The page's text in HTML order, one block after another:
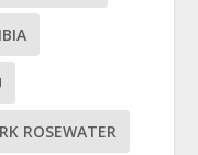
ROSEWATER